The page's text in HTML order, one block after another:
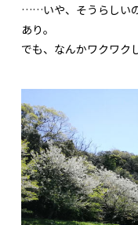
……いや、そうらしい
あり。
でも、なんかワクワク